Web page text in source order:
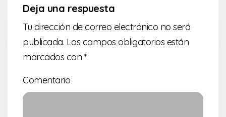
Deja una respuesta
Tu dirección de correo electrónico no será
publicada. Los campos obligatorios están
marcados con *
Comentario